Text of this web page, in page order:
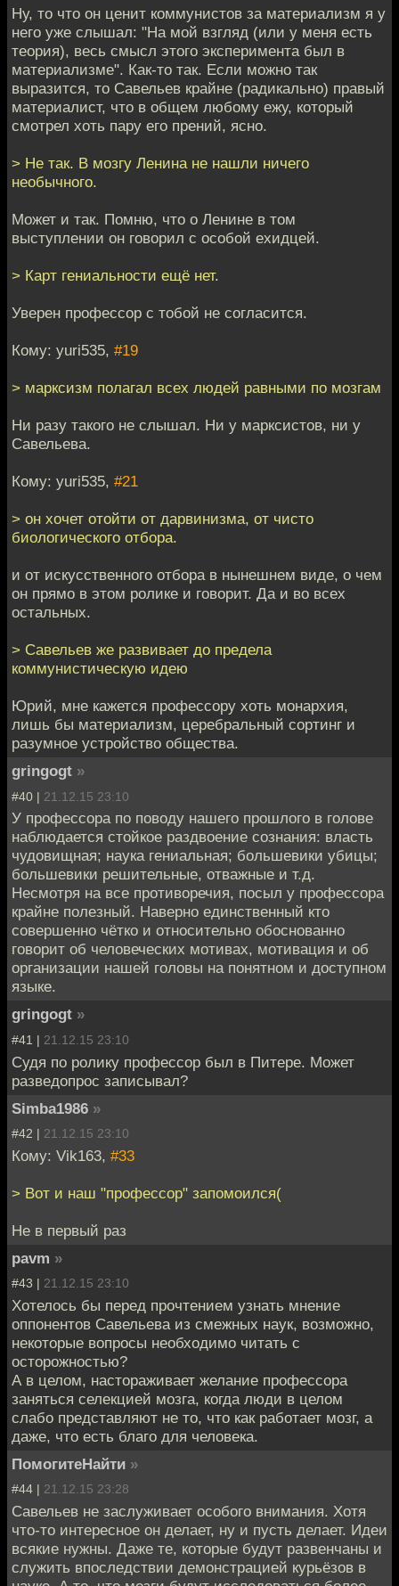
Ну, то что он ценит коммунистов за материализм я у
него уже слышал: "На мой взгляд (или у меня есть
теория), весь смысл этого эксперимента был в
материализме". Как-то так. Если можно так
выразится, то Савельев крайне (радикально) правый
материалист, что в общем любому ежу, который
смотрел хоть пару его прений, ясно.
> Не так. В мозгу Ленина не нашли ничего
необычного.
Может и так. Помню, что о Ленине в том
выступлении он говорил с особой ехидцей.
> Карт гениальности ещё нет.
Уверен профессор с тобой не согласится.
Кому: yuri535, #19
> марксизм полагал всех людей равными по мозгам
Ни разу такого не слышал. Ни у марксистов, ни у
Савельева.
Кому: yuri535, #21
> он хочет отойти от дарвинизма, от чисто
биологического отбора.
и от искусственного отбора в нынешнем виде, о чем
он прямо в этом ролике и говорит. Да и во всех
остальных.
> Савельев же развивает до предела
коммунистическую идею
Юрий, мне кажется профессору хоть монархия,
лишь бы материализм, церебральный сортинг и
разумное устройство общества.
gringogt »
#40 | 21.12.15 23:10
У профессора по поводу нашего прошлого в голове
наблюдается стойкое раздвоение сознания: власть
чудовищная; наука гениальная; большевики убицы;
большевики решительные, отважные и т.д.
Несмотря на все противоречия, посыл у профессора
крайне полезный. Наверно единственный кто
совершенно чётко и относительно обоснованно
говорит об человеческих мотивах, мотивация и об
организации нашей головы на понятном и доступном
языке.
gringogt »
#41 | 21.12.15 23:10
Судя по ролику профессор был в Питере. Может
разведопрос записывал?
Simba1986 »
#42 | 21.12.15 23:10
Кому: Vik163, #33
> Вот и наш "профессор" запомоился(
Не в первый раз
pavm »
#43 | 21.12.15 23:10
Хотелось бы перед прочтением узнать мнение
оппонентов Савельева из смежных наук, возможно,
некоторые вопросы необходимо читать с
осторожностью?
А в целом, настораживает желание профессора
заняться селекцией мозга, когда люди в целом
слабо представляют не то, что как работает мозг, а
даже, что есть благо для человека.
ПомогитеНайти »
#44 | 21.12.15 23:28
Савельев не заслуживает особого внимания. Хотя
что-то интересное он делает, ну и пусть делает. Идеи
всякие нужны. Даже те, которые будут развенчаны и
служить впоследствии демонстрацией курьёзов в